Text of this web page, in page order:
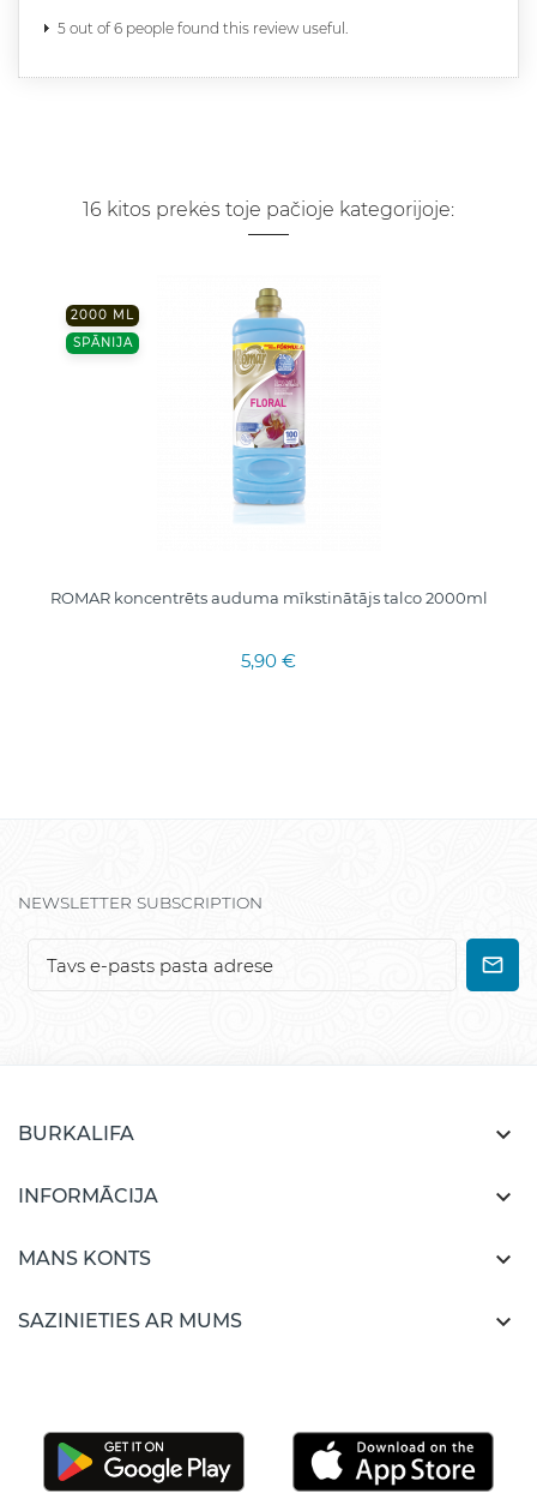
5 out of 6 people found this review useful.
16 kitos prekės toje pačioje kategorijoje:
2000 ML
SPĀNIJA
ROMAR koncentrēts auduma mīkstinātājs talco 2000ml
5,90 €
NEWSLETTER SUBSCRIPTION
BURKALIFA 
INFORMĀCIJA 
MANS KONTS 
SAZINIETIES AR MUMS 